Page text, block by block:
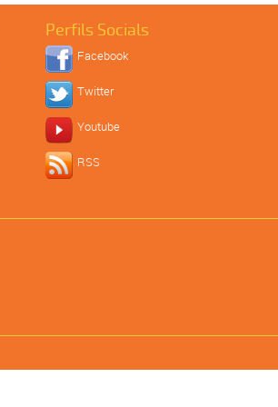
Perfils Socials
Facebook
Twitter
Youtube
RSS